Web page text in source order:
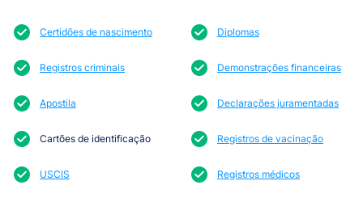
Certidões de nascimento Diplomas
Registros criminais Demonstrações financeiras
Apostila Declarações juramentadas
Cartões de identificação Registros de vacinação
USCIS Registros médicos